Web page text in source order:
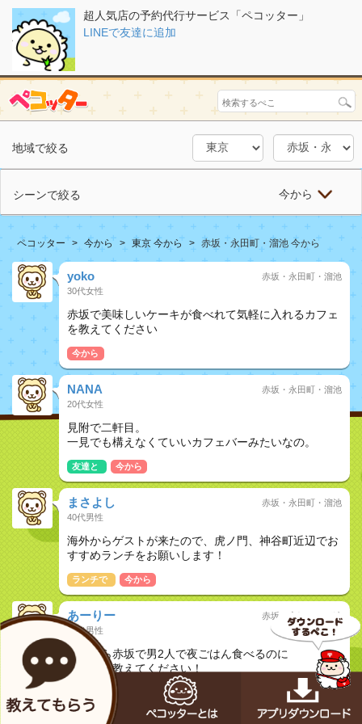
超人気店の予約代行サービス「ペコッター」
LINEで友達に追加
地域で絞る
シーンで絞る 今から
ペコッター 今から 東京 今から 赤坂・永田町・溜池 今から
yoko
30代女性
赤坂・永田町・溜池
赤坂で美味しいケーキが食べれて気軽に入れるカフェ
を教えてください
今から
NANA
20代女性
赤坂・永田町・溜池
見附で二軒目。
一見でも構えなくていいカフェバーみたいなの。
友達と 今から
まさよし
40代男性
赤坂・永田町・溜池
海外からゲストが来たので、虎ノ門、神谷町近辺でお
すすめランチをお願いします！
ランチで 今から
あーりー
30代男性
赤坂・永田町・溜池
いまから赤坂で男2人で夜ごはん食べるのに
オススメ教えてください！
今から